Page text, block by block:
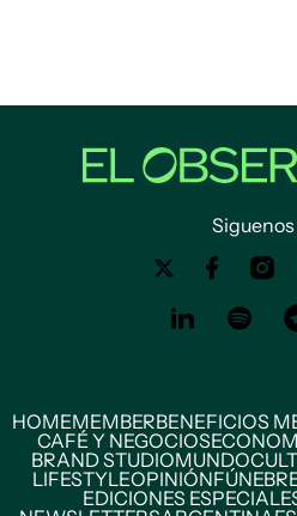
Siguenos
HOMEMEMBERBENEFICIOS
CAFÉ Y NEGOCIOS
BRAND STUDIOMUNDO
LIFESTYLEOPINIÓN
EDICIONES